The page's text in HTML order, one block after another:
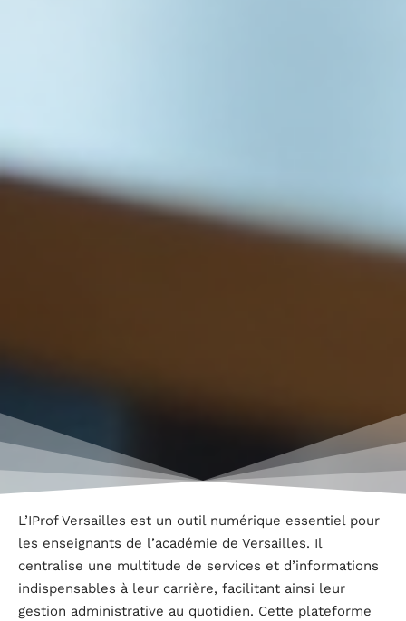
L’IProf Versailles est un outil numérique essentiel pour
les enseignants de l’académie de Versailles. Il
centralise une multitude de services et d’informations
indispensables à leur carrière, facilitant ainsi leur
gestion administrative au quotidien. Cette plateforme